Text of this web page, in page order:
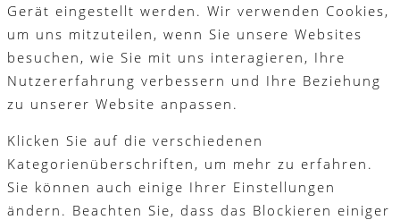
Gerät eingestellt werden. Wir verwenden Cookies,
um uns mitzuteilen, wenn Sie unsere Websites
besuchen, wie Sie mit uns interagieren, Ihre
Nutzererfahrung verbessern und Ihre Beziehung
zu unserer Website anpassen.
Klicken Sie auf die verschiedenen
Kategorienüberschriften, um mehr zu erfahren.
Sie können auch einige Ihrer Einstellungen
ändern. Beachten Sie, dass das Blockieren einiger